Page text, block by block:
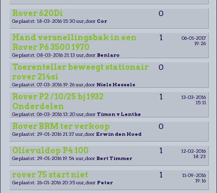
Rover 620Di 0
Geplaatst: 18-03-2016 15:30 uur, door Cor
Hand versnellingsbak in een
Rover P6 3500 1970
1
06-01-2017
19:26
Geplaatst: 08-03-2016 21:13 uur, door Benlaro
Toerenteller beweegt stationair
rover 214si
0
Geplaatst: 07-03-2016 19:26 uur, door Niels Hessels
Rover P2 / 10/25 bj 1932
Onderdelen
1
13-03-2016
15:11
Geplaatst: 06-03-2016 13:20 uur, door Timon v Lenthe
Rover BRM ter verkoop 0
Geplaatst: 29-01-2016 21:37 uur, door Erwin den Hoed
Olievuldop P4 100 1
12-02-2016
18:23
Geplaatst: 29-01-2016 19:54 uur, door Bert Timmer
rover 75 start niet 1
11-09-2016
19:16
Geplaatst: 26-01-2016 20:35 uur, door Peter